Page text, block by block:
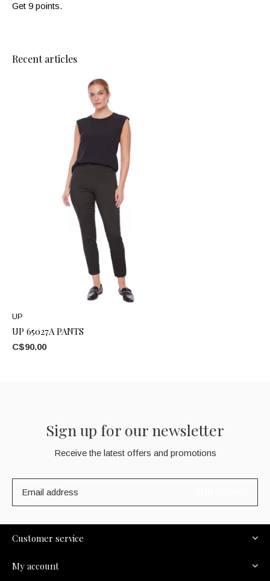
Get 9 points.
Recent articles
UP
UP 65027A PANTS
C$90.00
Sign up for our newsletter
Receive the latest offers and promotions
Customer service
My account